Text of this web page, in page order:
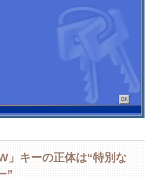
」キーの正体は“特別な
”